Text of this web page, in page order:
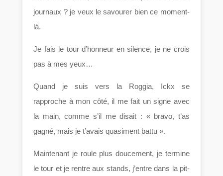
journaux ? je veux le savourer bien ce moment-
là.
Je fais le tour d’honneur en silence, je ne crois
pas à mes yeux…
Quand je suis vers la Roggia, Ickx se
rapproche à mon côté, il me fait un signe avec
la main, comme s’il me disait : « bravo, t’as
gagné, mais je t’avais quasiment battu ».
Maintenant je roule plus doucement, je termine
le tour et je rentre aux stands, j’entre dans la pit-